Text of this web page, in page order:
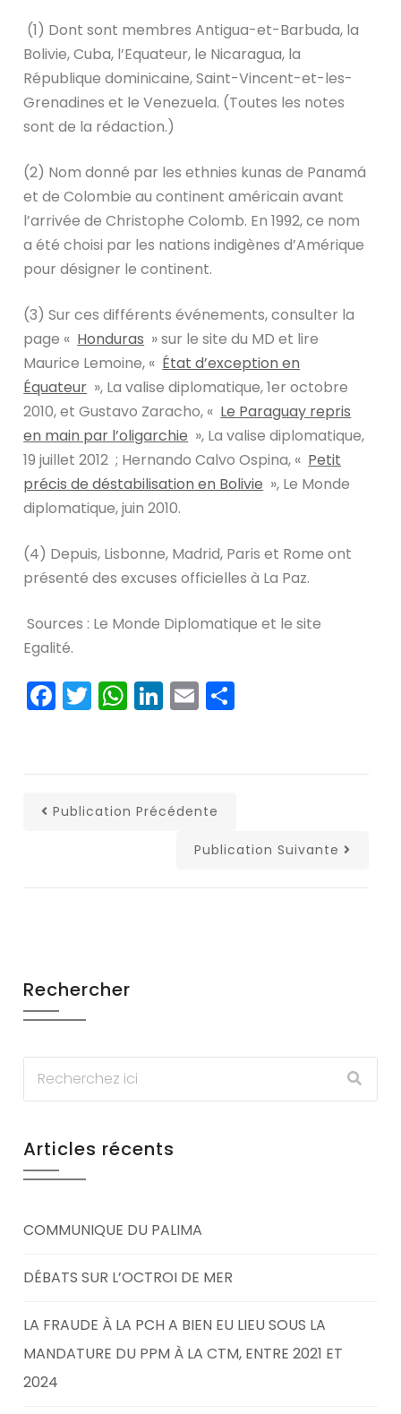
(1) Dont sont membres Antigua-et-Barbuda, la
Bolivie, Cuba, l’Equateur, le Nicaragua, la
République dominicaine, Saint-Vincent-et-les-
Grenadines et le Venezuela. (Toutes les notes
sont de la rédaction.)
(2) Nom donné par les ethnies kunas de Panamá
et de Colombie au continent américain avant
l’arrivée de Christophe Colomb. En 1992, ce nom
a été choisi par les nations indigènes d’Amérique
pour désigner le continent.
(3) Sur ces différents événements, consulter la
page « Honduras » sur le site du MD et lire
Maurice Lemoine, « État d’exception en
Équateur », La valise diplomatique, 1er octobre
2010, et Gustavo Zaracho, « Le Paraguay repris
en main par l’oligarchie », La valise diplomatique,
19 juillet 2012 ; Hernando Calvo Ospina, « Petit
précis de déstabilisation en Bolivie », Le Monde
diplomatique, juin 2010.
(4) Depuis, Lisbonne, Madrid, Paris et Rome ont
présenté des excuses officielles à La Paz.
Sources : Le Monde Diplomatique et le site
Egalité.
Facebook
Twitter
WhatsApp
LinkedIn
Email
Publication Précédente
Publication Suivante
Rechercher
Articles récents
COMMUNIQUE DU PALIMA
DÉBATS SUR L’OCTROI DE MER
LA FRAUDE À LA PCH A BIEN EU LIEU SOUS LA
MANDATURE DU PPM À LA CTM, ENTRE 2021 ET
2024